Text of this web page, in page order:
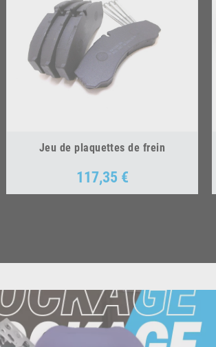
Jeu de plaquettes de frein
Prix
117,35 €